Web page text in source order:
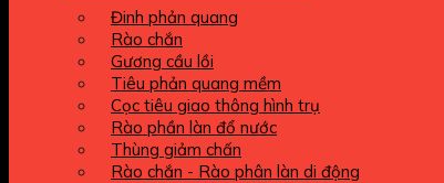
Đinh phản quang
Rào chắn
Gương cầu lồi
Tiêu phản quang mềm
Cọc tiêu giao thông hình trụ
Rào phần làn đổ nước
Thùng giảm chấn
Rào chắn - Rào phân làn di động